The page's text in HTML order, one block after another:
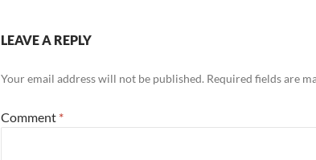
LEAVE A REPLY
Your email address will not be published. Required fields are
Comment *